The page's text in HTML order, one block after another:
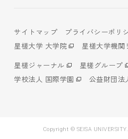
サイトマップ
プライバシーポリ
星槎大学 大学院
星槎大学機関
星槎ジャーナル
星槎グループ
学校法人 国際学園
公益財団法
Copyright © SEISA